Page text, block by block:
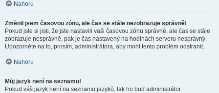
Nahoru
Změnil jsem časovou zónu, ale čas se stále nezobrazuje správně!
Pokud jste si jisti, že jste nastavili vaši časovou zónu správně, ale čas se stále
zobrazuje nesprávně, pak je čas nastavený na hodinách serveru nesprávný.
Upozorněte na to, prosím, administrátora, aby mohl tento problém odstranit.
Nahoru
Můj jazyk není na seznamu!
Pokud váš jazyk není na seznamu jazyků, tak ho buď administrátor